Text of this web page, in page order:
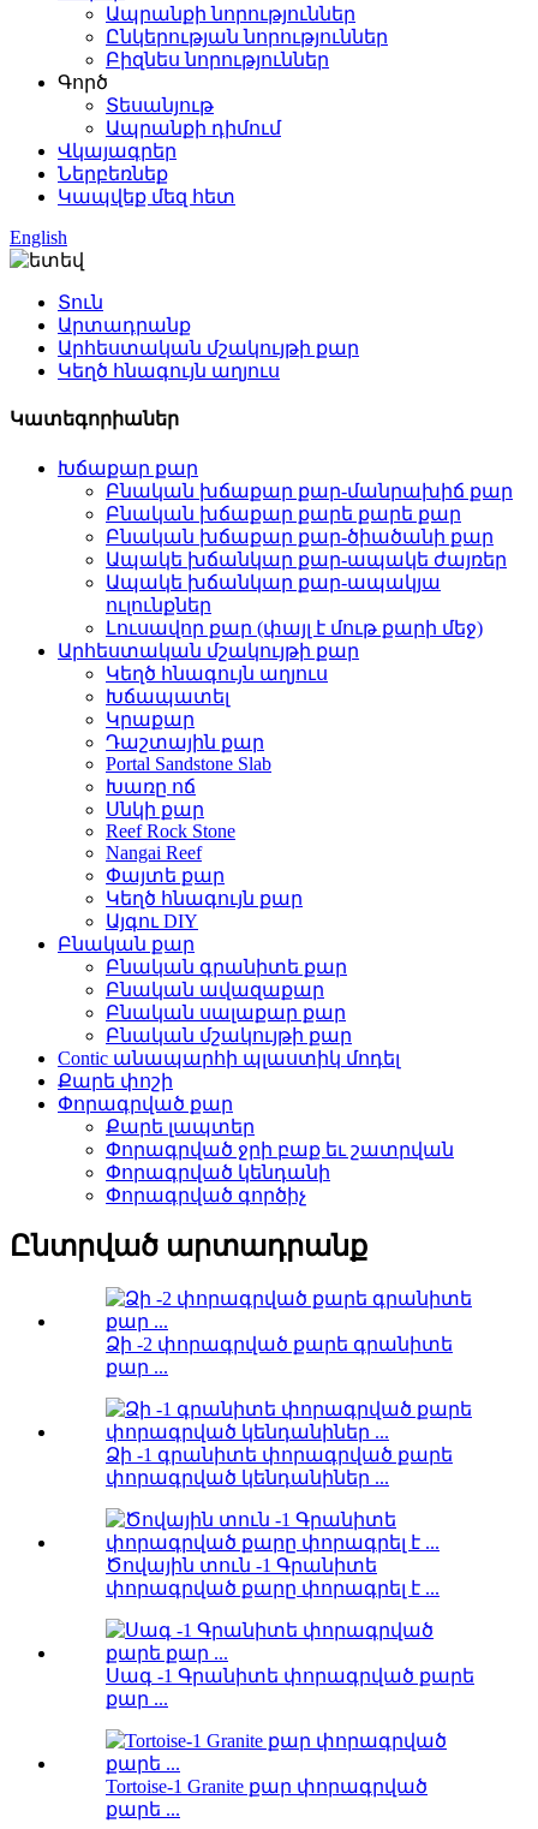
Ապրանքի նորություններ
Ընկերության նորություններ
Բիզնես նորություններ
Գործ
Տեսանյութ
Ապրանքի դիմում
Վկայագրեր
Ներբեռնեք
Կապվեք մեզ հետ
English
Տուն
Արտադրանք
Արհեստական ​​մշակույթի քար
Կեղծ հնագույն աղյուս
Կատեգորիաներ
Խճաքար քար
Բնական խճաքար քար-մանրախիճ քար
Բնական խճաքար քարե քարե քար
Բնական խճաքար քար-ծիածանի քար
Ապակե խճանկար քար-ապակե ժայռեր
Ապակե խճանկար քար-ապակյա
ուլունքներ
Լուսավոր քար (փայլ է մութ քարի մեջ)
Արհեստական ​​մշակույթի քար
Կեղծ հնագույն աղյուս
Խճապատել
Կրաքար
Դաշտային քար
Portal Sandstone Slab
Խառը ոճ
Սնկի քար
Reef Rock Stone
Nangai Reef
Փայտե քար
Կեղծ հնագույն քար
Այգու DIY
Բնական քար
Բնական գրանիտե քար
Բնական ավազաքար
Բնական սալաքար քար
Բնական մշակույթի քար
Contic անապարհի պլաստիկ մոդել
Քարե փոշի
Փորագրված քար
Քարե լապտեր
Փորագրված ջրի բաք եւ շատրվան
Փորագրված կենդանի
Փորագրված գործիչ
Ընտրված արտադրանք
Ձի -2 փորագրված քարե գրանիտե
քար ...
Ձի -1 գրանիտե փորագրված քարե
փորագրված կենդանիներ ...
Ծովային տուն -1 Գրանիտե
փորագրված քարը փորագրել է ...
Սագ -1 Գրանիտե փորագրված քարե
քար ...
Tortoise-1 Granite քար փորագրված
քարե ...